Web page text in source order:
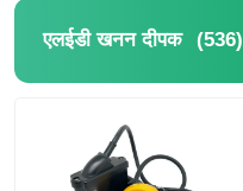
खनन हार्ड हैट लाइट
विस्फोट-प्रूफ फ्लैशलाइट
एलईडी खनन दीपक (536)